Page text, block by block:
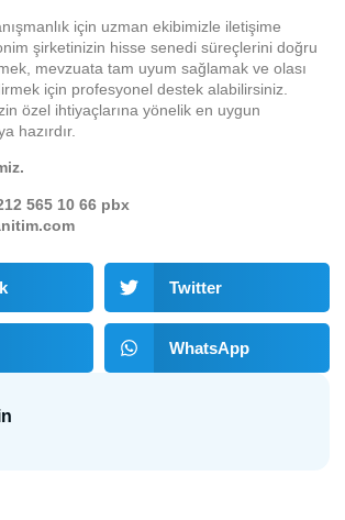
için uzman ekibimizle iletişime
şirketinizin hisse senedi süreçlerini doğru
mevzuata tam uyum sağlamak ve olası
için profesyonel destek alabilirsiniz.
özel ihtiyaçlarına yönelik en uygun
hazırdır.
565 10 66 pbx
Twitter
WhatsApp